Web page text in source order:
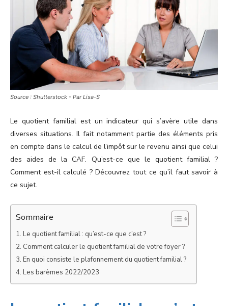
Source : Shutterstock - Par Lisa-S
Le quotient familial est un indicateur qui s’avère utile dans
diverses situations. Il fait notamment partie des éléments pris
en compte dans le calcul de l’impôt sur le revenu ainsi que celui
des aides de la CAF. Qu’est-ce que le quotient familial ?
Comment est-il calculé ? Découvrez tout ce qu’il faut savoir à
ce sujet.
Sommaire
Le quotient familial : qu’est-ce que c’est ?
Comment calculer le quotient familial de votre foyer ?
En quoi consiste le plafonnement du quotient familial ?
Les barèmes 2022/2023